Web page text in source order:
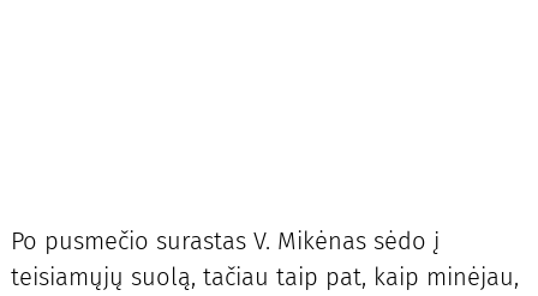
Po pusmečio surastas V. Mikėnas sėdo į
teisiamųjų suolą, tačiau taip pat, kaip minėjau,